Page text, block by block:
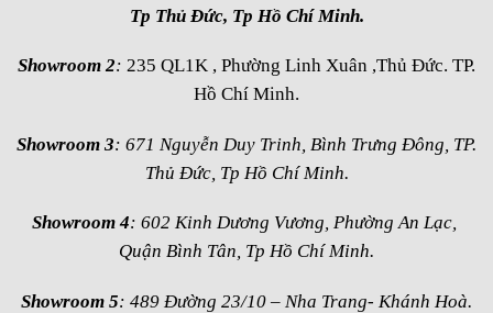
Tp Thủ Đức, Tp Hồ Chí Minh.
Showroom 2: 235 QL1K , Phường Linh Xuân ,Thủ Đức. TP.
Hồ Chí Minh.
Showroom 3: 671 Nguyễn Duy Trinh, Bình Trưng Đông, TP.
Thủ Đức, Tp Hồ Chí Minh.
Showroom 4: 602 Kinh Dương Vương, Phường An Lạc,
Quận Bình Tân, Tp Hồ Chí Minh.
Showroom 5: 489 Đường 23/10 – Nha Trang- Khánh Hoà.